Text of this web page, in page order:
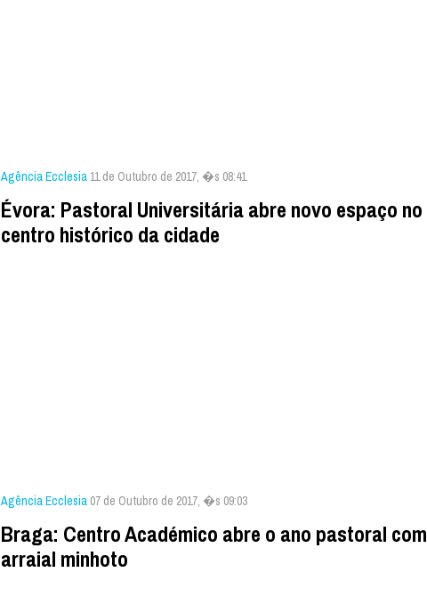
Agência Ecclesia 11 de Outubro de 2017, �s 08:41
Évora: Pastoral Universitária abre novo espaço no
centro histórico da cidade
Agência Ecclesia 07 de Outubro de 2017, �s 09:03
Braga: Centro Académico abre o ano pastoral com
arraial minhoto